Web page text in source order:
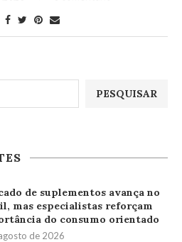
PESQUISAR
de suplementos avança no
mas especialistas reforçam
do consumo orientado
de 2026